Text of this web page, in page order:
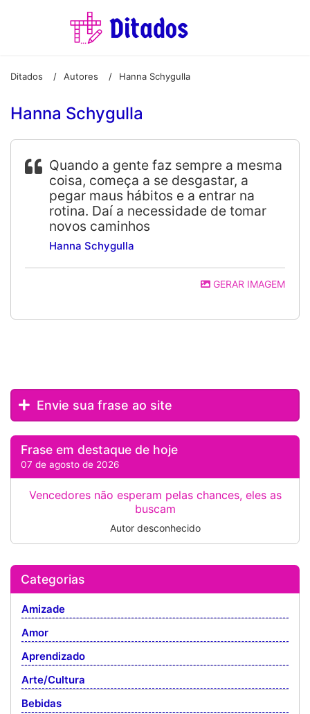
Ditados / Autores / Hanna Schygulla
Hanna Schygulla
Quando a gente faz sempre a mesma
coisa, começa a se desgastar, a
pegar maus hábitos e a entrar na
rotina. Daí a necessidade de tomar
novos caminhos
Hanna Schygulla
GERAR IMAGEM
Envie sua frase ao site
Frase em destaque de hoje
07 de agosto de 2026
Vencedores não esperam pelas chances, eles as
buscam
Autor desconhecido
Categorias
Amizade
Amor
Aprendizado
Arte/Cultura
Bebidas